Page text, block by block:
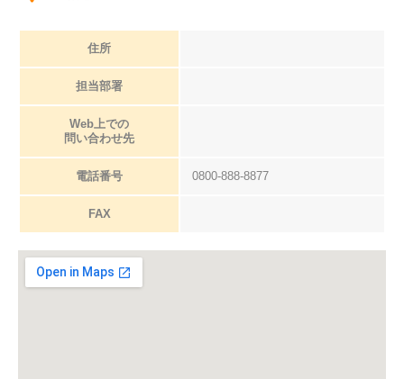
住所
担当部署
Web上での
問い合わせ先
電話番号 0800-888-8877
FAX